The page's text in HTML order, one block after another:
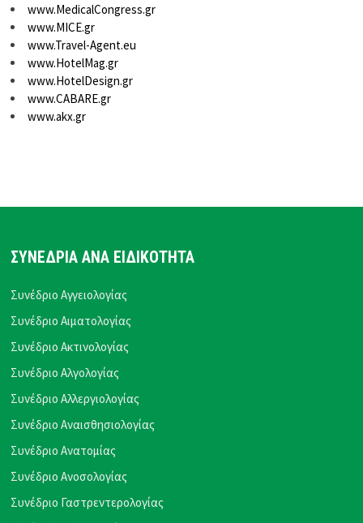
www.MedicalCongress.gr
www.MICE.gr
www.Travel-Agent.eu
www.HotelMag.gr
www.HotelDesign.gr
www.CABARE.gr
www.akx.gr
ΣΥΝΕΔΡΙΑ ΑΝΑ ΕΙΔΙΚΟΤΗΤΑ
Συνέδριο Αγγειολογίας
Συνέδριο Αιματολογίας
Συνέδριο Ακτινολογίας
Συνέδριο Αλγολογίας
Συνέδριο Αλλεργιολογίας
Συνέδριο Αναισθησιολογίας
Συνέδριο Ανατομίας
Συνέδριο Ανοσολογίας
Συνέδριο Γαστρεντερολογίας